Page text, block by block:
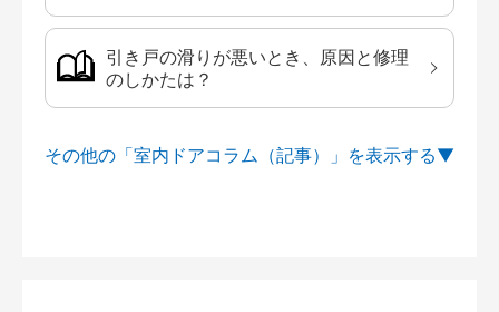
引き戸の滑りが悪いとき、原因と修理
のしかたは？
その他の「室内ドアコラム（記事）」を